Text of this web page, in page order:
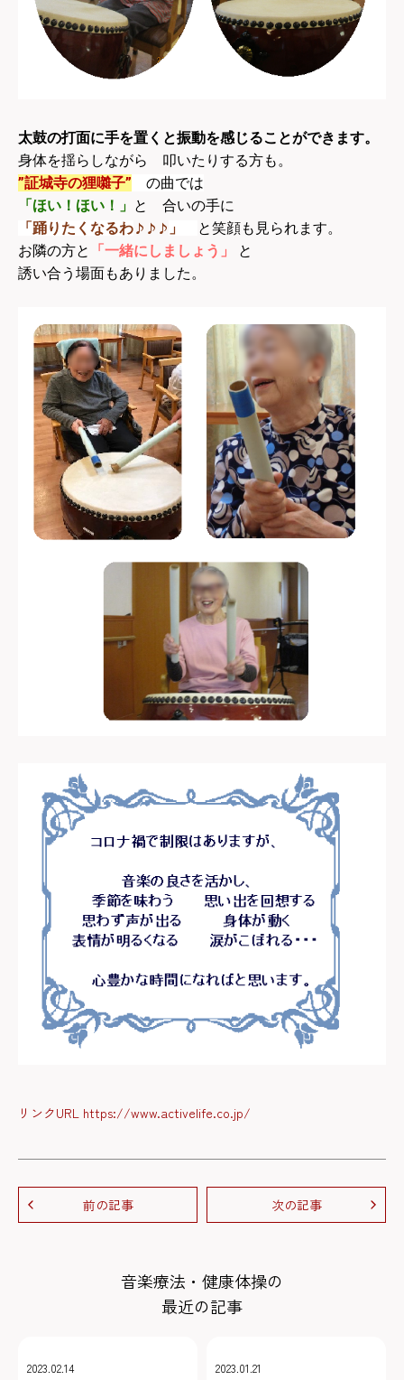
太鼓の打面に手を置くと振動を感じることができます。
身体を揺らしながら 叩いたりする方も。
”証城寺の狸囃子” の曲では
「ほい！ほい！」 と 合いの手に
「踊りたくなるわ♪♪♪ 」
と笑顔も見られます。
お隣の方と
「一緒にしましょう」
と
誘い合う場面もありました。
リンクURL https://www.activelife.co.jp/
前の記事 次の記事
音楽療法・健康体操の
最近の記事
2023.02.14 2023.01.21